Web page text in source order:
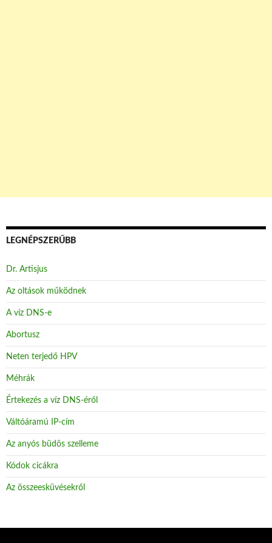
LEGNÉPSZERŰBB
Dr. Artisjus
Az oltások működnek
A víz DNS-e
Abortusz
Neten terjedő HPV
Méhrák
Értekezés a víz DNS-éről
Váltóáramú IP-cím
Az anyós büdös szelleme
Kódok cicákra
Az összeesküvésekről